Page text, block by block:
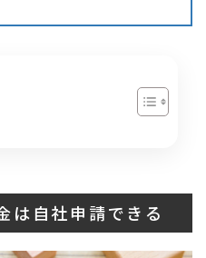
は自社申請できる